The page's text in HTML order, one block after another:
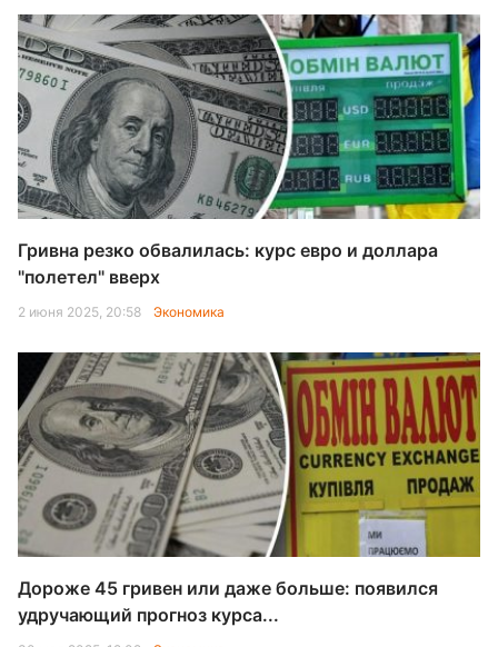
Гривна резко обвалилась: курс евро и доллара
"полетел" вверх
2 июня 2025, 20:58 Экономика
Дороже 45 гривен или даже больше: появился
удручающий прогноз курса...